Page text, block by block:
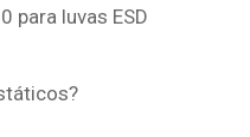
para luvas ESD